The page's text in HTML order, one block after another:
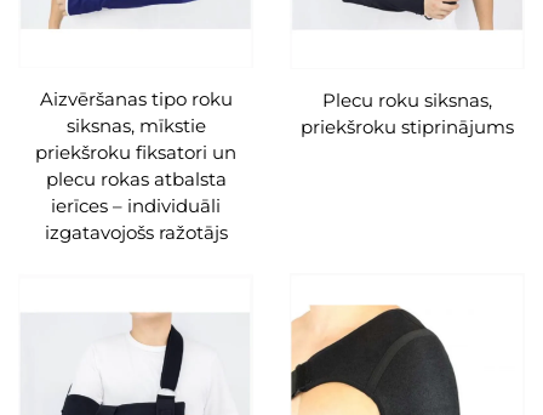
Aizvēršanas tipo roku
siksnas, mīkstie
priekšroku fiksatori un
plecu rokas atbalsta
ierīces – individuāli
izgatavojošs ražotājs
Plecu roku siksnas,
priekšroku stiprinājums